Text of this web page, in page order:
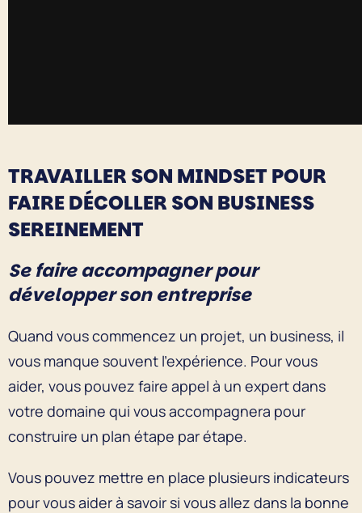
TRAVAILLER SON MINDSET POUR
FAIRE DÉCOLLER SON BUSINESS
SEREINEMENT
Se faire accompagner pour
développer son entreprise
Quand vous commencez un projet, un business, il
vous manque souvent l’expérience. Pour vous
aider, vous pouvez faire appel à un expert dans
votre domaine qui vous accompagnera pour
construire un plan étape par étape.
Vous pouvez mettre en place plusieurs indicateurs
pour vous aider à savoir si vous allez dans la bonne